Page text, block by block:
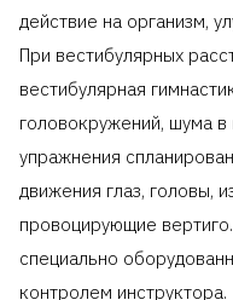
действие на организм,
При вестибулярных
вестибулярная
головокружений, шума
упражнения
движения глаз, головы,
провоцирующие
специально
контролем инструктора.